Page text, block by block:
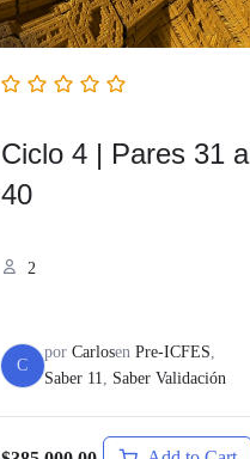
Ciclo 4 | Pares 31 a
40
2
C
por Carlosen Pre-ICFES,
Saber 11, Saber Validación